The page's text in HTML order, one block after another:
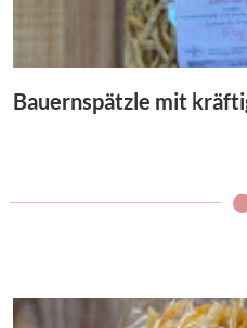
Bauernspätzle mit